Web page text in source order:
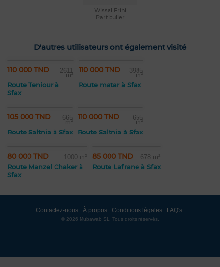
Wissal Frihi
Particulier
D'autres utilisateurs ont également visité
110 000 TND 2611
m²
Route Teniour à
Sfax
110 000 TND 3985
m²
Route matar à Sfax
105 000 TND 665
m²
Route Saltnia à Sfax
110 000 TND 655
m²
Route Saltnia à Sfax
80 000 TND 1000 m²
Route Manzel Chaker à
Sfax
85 000 TND 678 m²
Route Lafrane à Sfax
Contactez-nous À propos Conditions légales FAQ's
© 2026 Mubawab SL. Tous droits réservés.